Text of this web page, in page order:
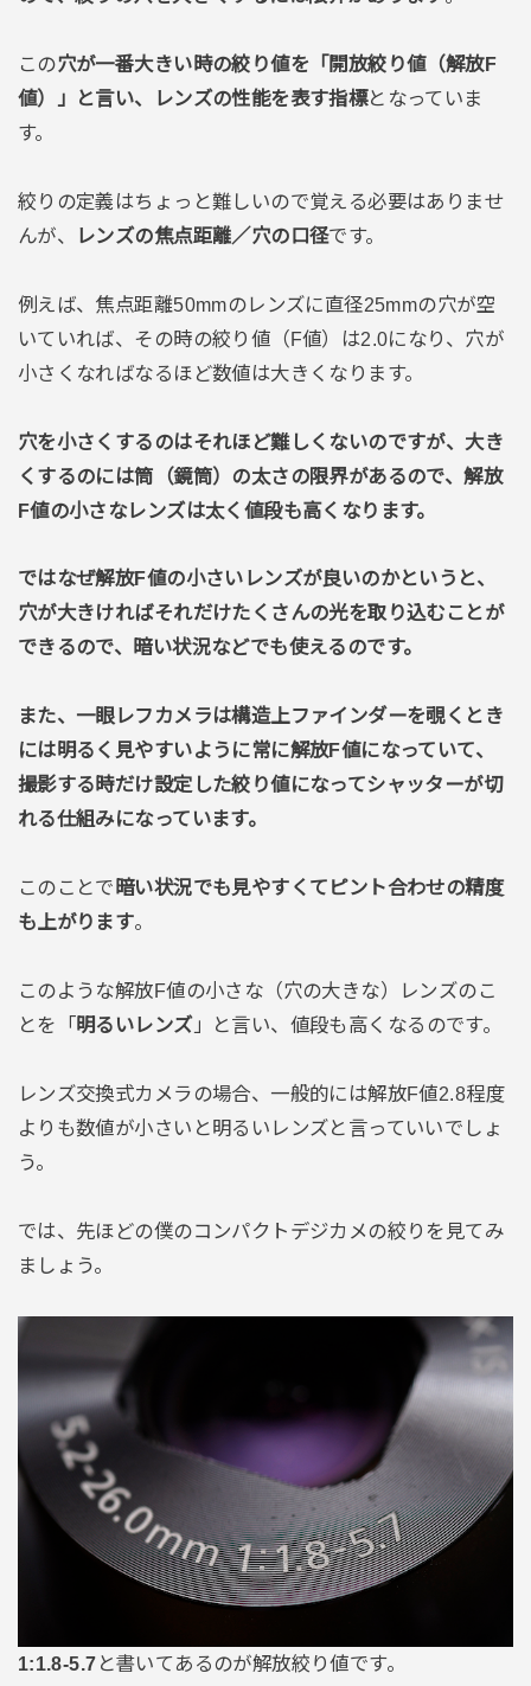
この穴が一番大きい時の絞り値を「開放絞り値（解放F
値）」と言い、レンズの性能を表す指標となっていま
す。
絞りの定義はちょっと難しいので覚える必要はありませ
んが、
レンズの焦点距離／穴の口径です。
例えば、焦点距離50mmのレンズに直径25mmの穴が空
いていれば、その時の絞り値（F値）は2.0になり、穴が
小さくなればなるほど数値は大きくなります。
穴を小さくするのはそれほど難しくないのですが、大き
くするのには筒（鏡筒）の太さの限界があるので、解放
F値の小さなレンズは太く値段も高くなります。
ではなぜ解放F値の小さいレンズが良いのかというと、
穴が大きければそれだけたくさんの光を取り込むことが
できるので、暗い状況などでも使えるのです。
また、一眼レフカメラは構造上ファインダーを覗くとき
には明るく見やすいように常に解放F値になっていて、
撮影する時だけ設定した絞り値になってシャッターが切
れる仕組みになっています。
このことで 暗い状況でも見やすくてピント合わせの精度
も上がります。
このような解放F値の小さな（穴の大きな）レンズのこ
とを「明るいレンズ」と言い、値段も高くなるのです。
レンズ交換式カメラの場合、一般的には解放F値2.8程度
よりも数値が小さいと明るいレンズと言っていいでしょ
う。
では、先ほどの僕のコンパクトデジカメの絞りを見てみ
ましょう。
1:1.8-5.7 と書いてあるのが解放絞り値です。